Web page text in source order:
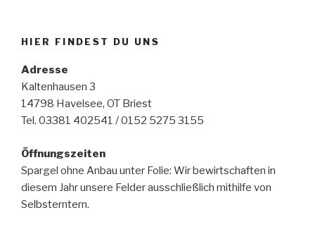
HIER FINDEST DU UNS
Adresse
Kaltenhausen 3
14798 Havelsee, OT Briest
Tel. 03381 402541 / 0152 5275 3155
Öffnungszeiten
Spargel ohne Anbau unter Folie: Wir bewirtschaften in
diesem Jahr unsere Felder ausschließlich mithilfe von
Selbsterntern.